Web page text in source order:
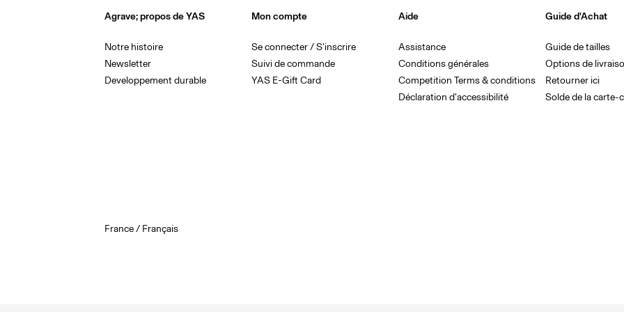
Agrave; propos de YAS
Notre histoire
Newsletter
Developpement durable
Mon compte
Se connecter / S'inscrire
Suivi de commande
YAS E-Gift Card
Aide
Assistance
Conditions générales
Competition Terms & conditions
Déclaration d’accessibilité
Guide d'Achat
Guide de tailles
Options de
Retourner ici
Solde de la carte-
France / Français